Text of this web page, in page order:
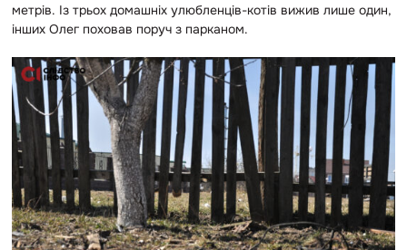
метрів. Із трьох домашніх улюбленців-котів вижив лише один,
інших Олег поховав поруч з парканом.